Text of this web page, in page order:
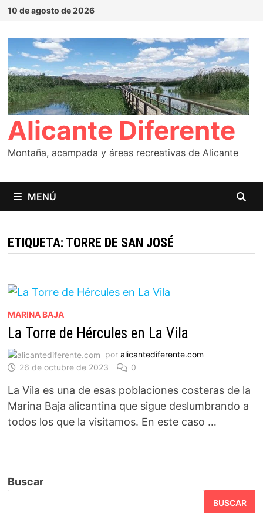
Saltar
contenido
10 de agosto de 2026
Alicante Diferente
Montaña, acampada y áreas recreativas de Alicante
MENÚ
ETIQUETA: TORRE DE SAN JOSÉ
MARINA BAJA
La Torre de Hércules en La Vila
por alicantediferente.com
26 de octubre de 2023
0
La Vila es una de esas poblaciones costeras de la
Marina Baja alicantina que sigue deslumbrando a
todos los que la visitamos. En este caso …
Buscar
BUSCAR